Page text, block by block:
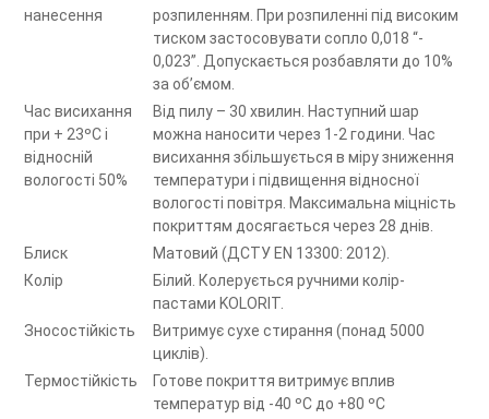
нанесення
розпиленням. При розпиленні під високим
тиском застосовувати сопло 0,018 “-
0,023”. Допускається розбавляти до 10%
за об’ємом.
Час висихання
при + 23ºС і
відносній
вологості 50%
Від пилу – 30 хвилин. Наступний шар
можна наносити через 1-2 години. Час
висихання збільшується в міру зниження
температури і підвищення відносної
вологості повітря. Максимальна міцність
покриттям досягається через 28 днів.
Блиск
Матовий (ДСТУ EN 13300: 2012).
Колір
Білий. Колерується ручними колір-
пастами KOLORIT.
Зносостійкість
Витримує сухе стирання (понад 5000
циклів).
Термостійкість
Готове покриття витримує вплив
температур від -40 ºС до +80 ºС